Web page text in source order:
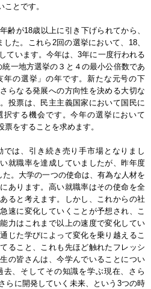
とです。
齢が18歳以上に引き下げられてから、
た。これら2回の選挙において、18、
ています。今年は、3年に一度行われる
一地方選挙の３と４の最小公倍数であ
年の選挙」の年です。新たな元号の下
らなる発展への方向性を決める大切な
投票は、民主主義国家において国民に
する機会です。今年の選挙において
をすることを求めます。
は、引き続き売り手市場となりまし
就職率を達成していましたが、昨年度
。大学の一つの使命は、有為な人材を
あります。高い就職率はその使命を全
ると考えます。しかし、これからの社
速に変化していくことが予想され、こ
力はこれまで以上の速度で変化してい
じた学びによって変化を乗り越えるこ
ること、これも先ほど触れたフレッシ
の皆さんは、今学んでいることについ
、そしてその知識を学ぶ現在、さら
らに開発していく未来、という3つの時